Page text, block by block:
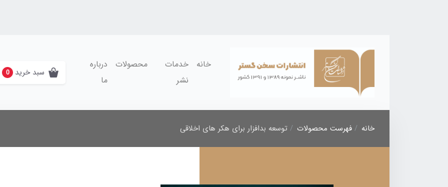
خانه
خدمات
نشر
محصولات
درباره
ما
سبد خرید 0
خانه فهرست محصولات توسعه بدافزار برای هکر های اخلاقی